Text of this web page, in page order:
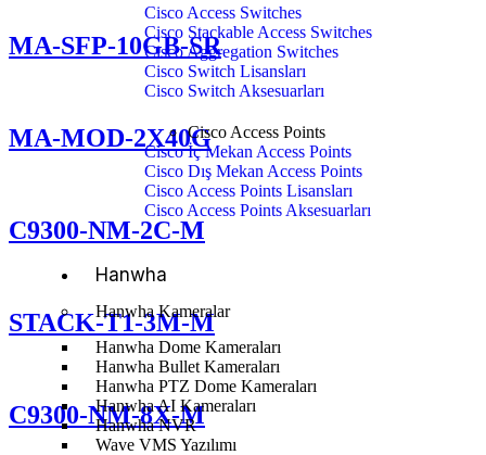
Cisco Access Switches
Cisco Stackable Access Switches
Cisco Aggregation Switches
Cisco Switch Lisansları
Cisco Switch Aksesuarları
Cisco Access Points
Cisco İç Mekan Access Points
Cisco Dış Mekan Access Points
Cisco Access Points Lisansları
Cisco Access Points Aksesuarları
Hanwha
Hanwha Kameralar
Hanwha Dome Kameraları
Hanwha Bullet Kameraları
Hanwha PTZ Dome Kameraları
Hanwha AI Kameraları
Hanwha NVR
Wave VMS Yazılımı
MA-SFP-10GB-SR
MA-MOD-2X40G
C9300-NM-2C-M
STACK-T1-3M-M
C9300-NM-8X-M